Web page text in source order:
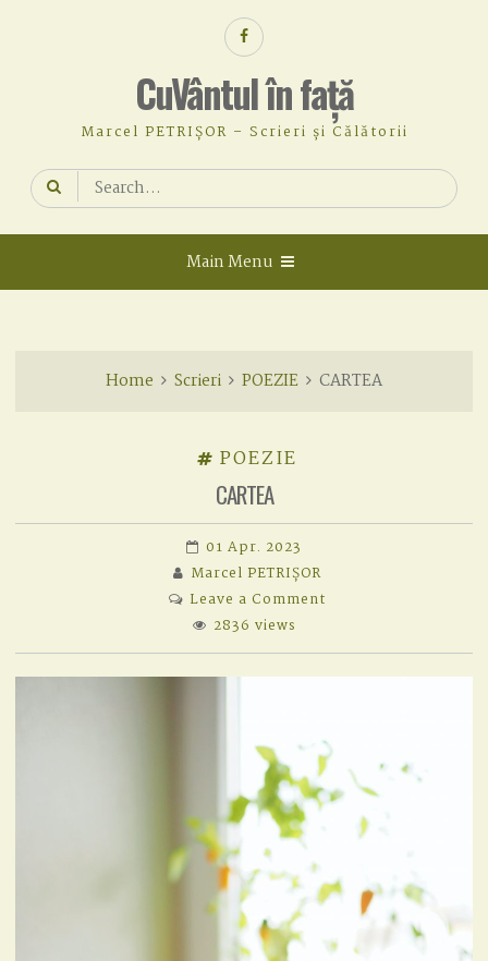
Facebook
CuVântul în față
Marcel PETRIȘOR – Scrieri și Călătorii
Search
for:
Main Menu
Home Scrieri POEZIE CARTEA
POEZIE
CARTEA
01 Apr. 2023
Marcel PETRIȘOR
Leave a Comment
2836 views